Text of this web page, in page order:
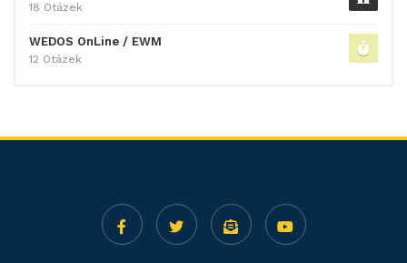
18 Otázek
WEDOS OnLine / EWM
12 Otázek